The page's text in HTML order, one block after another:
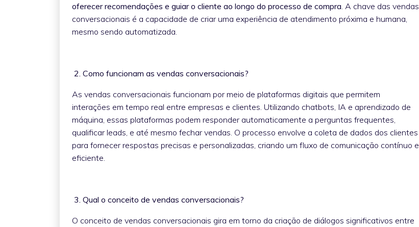
oferecer recomendações e guiar o cliente ao longo do processo de compra . A chave das vendas
conversacionais é a capacidade de criar uma experiência de atendimento próxima e humana,
mesmo sendo automatizada.
2. Como funcionam as vendas conversacionais?
As vendas conversacionais funcionam por meio de plataformas digitais que permitem
interações em tempo real entre empresas e clientes. Utilizando chatbots, IA e aprendizado de
máquina, essas plataformas podem responder automaticamente a perguntas frequentes,
qualificar leads, e até mesmo fechar vendas. O processo envolve a coleta de dados dos clientes
para fornecer respostas precisas e personalizadas, criando um fluxo de comunicação contínuo e
eficiente.
3. Qual o conceito de vendas conversacionais?
O conceito de vendas conversacionais gira em torno da criação de diálogos significativos entre